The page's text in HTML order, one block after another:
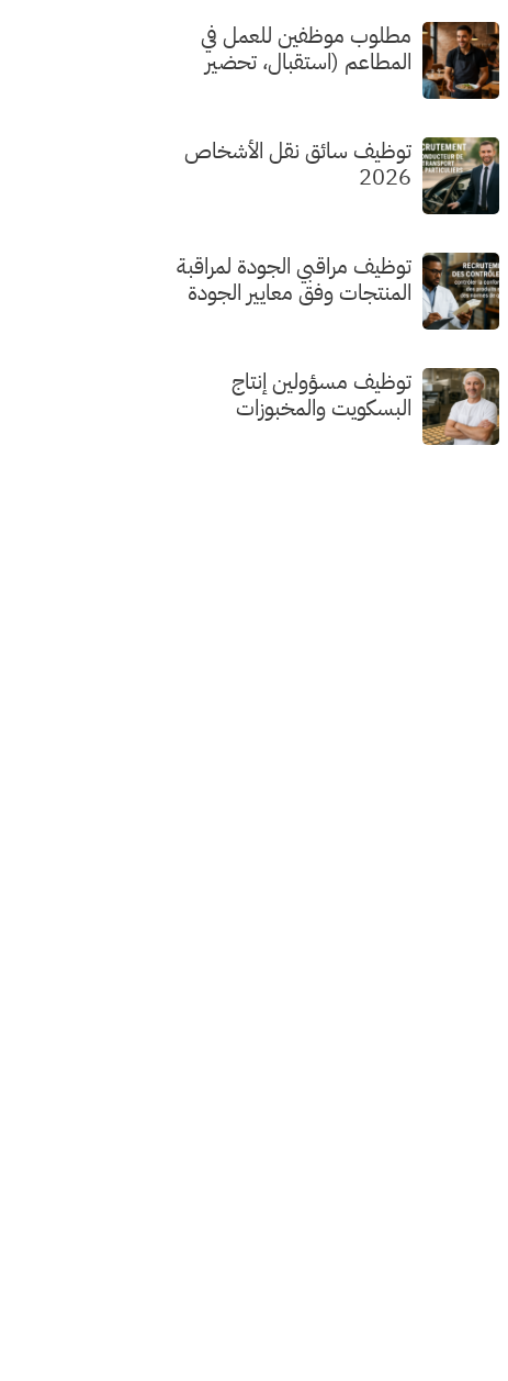
مطلوب موظفين للعمل في
المطاعم (استقبال، تحضير
توظيف سائق نقل الأشخاص
2026
توظيف مراقبي الجودة لمراقبة
المنتجات وفق معايير الجودة
توظيف مسؤولين إنتاج
البسكويت والمخبوزات